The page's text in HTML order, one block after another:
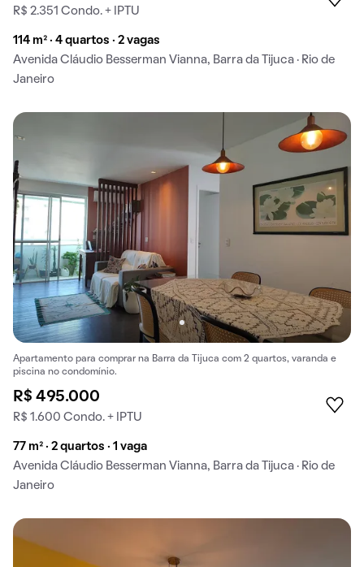
R$ 2.351 Condo. + IPTU
114 m² · 4 quartos · 2 vagas
Avenida Cláudio Besserman Vianna, Barra da Tijuca · Rio de
Janeiro
Apartamento para comprar na Barra da Tijuca com 2 quartos, varanda e
piscina no condomínio.
R$ 495.000
R$ 1.600 Condo. + IPTU
77 m² · 2 quartos · 1 vaga
Avenida Cláudio Besserman Vianna, Barra da Tijuca · Rio de
Janeiro